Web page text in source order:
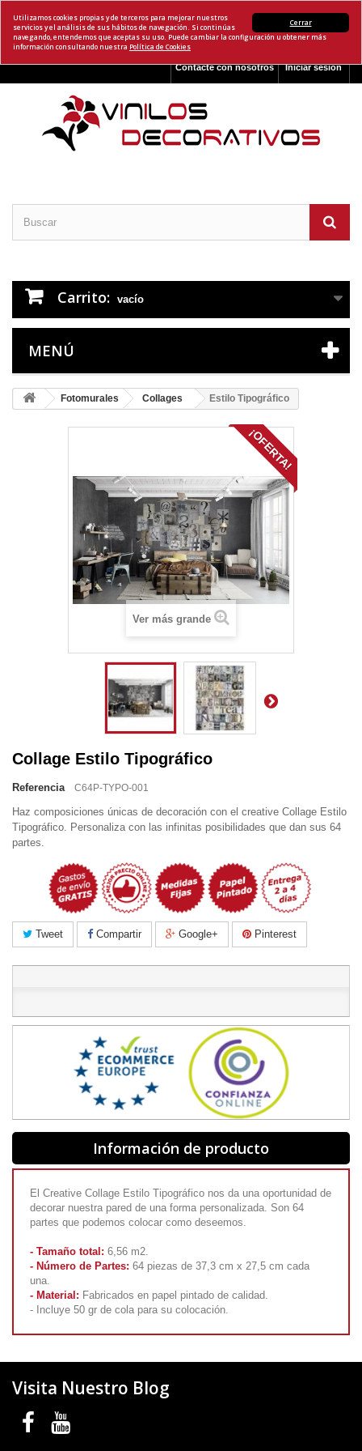
Cerrar
Utilizamos cookies propias y de terceros para mejorar nuestros
servicios y el análisis de sus hábitos de navegación. Si continúas
navegando, entendemos que aceptas su uso. Puede cambiar la configuración u obtener más
información consultando nuestra Política de Cookies
Iniciar sesión
Contacte con nosotros
Carrito: vacío
MENÚ
Fotomurales Collages Estilo Tipográfico
¡OFERTA!
Ver más grande
Collage Estilo Tipográfico
Referencia C64P-TYPO-001
Haz composiciones únicas de decoración con el creative Collage Estilo
Tipográfico. Personaliza con las infinitas posibilidades que dan sus 64
partes.
Tweet Compartir Google+ Pinterest
Información de producto
El Creative Collage Estilo Tipográfico nos da una oportunidad de
decorar nuestra pared de una forma personalizada. Son 64
partes que podemos colocar como deseemos.
- Tamaño total: 6,56 m2.
- Número de Partes: 64 piezas de 37,3 cm x 27,5 cm cada
una.
- Material: Fabricados en papel pintado de calidad.
- Incluye 50 gr de cola para su colocación.
Visita Nuestro Blog